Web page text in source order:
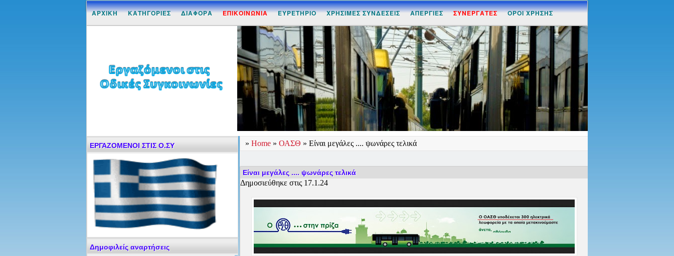
ΑΡΧΙΚΗ ΚΑΤΗΓΟΡΙΕΣ ΔΙΑΦΟΡΑ ΕΠΙΚΟΙΝΩΝΙΑ ΕΥΡΕΤΗΡΙΟ ΧΡΗΣΙΜΕΣ ΣΥΝΔΕΣΕΙΣ ΑΠΕΡΓΙΕΣ ΣΥΝΕΡΓΑΤΕΣ ΟΡΟΙ ΧΡΗΣΗΣ
» Home » ΟΑΣΘ » Είναι μεγάλες .... ψωνάρες τελικά
Είναι μεγάλες .... ψωνάρες τελικά
Δημοσιεύθηκε στις 17.1.24
ΕΡΓΑΖΟΜΕΝΟΙ ΣΤΙΣ Ο.ΣΥ
Δημοφιλείς αναρτήσεις